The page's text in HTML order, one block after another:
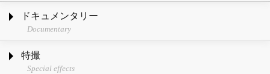
ドキュメンタリー
Documentary
特撮
Special effects